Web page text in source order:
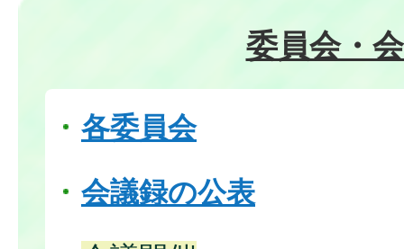
委員会・
各委員会
会議録の公表